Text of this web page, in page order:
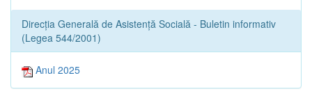
Direcția Generală de Asistență Socială - Buletin informativ
(Legea 544/2001)
Anul 2025